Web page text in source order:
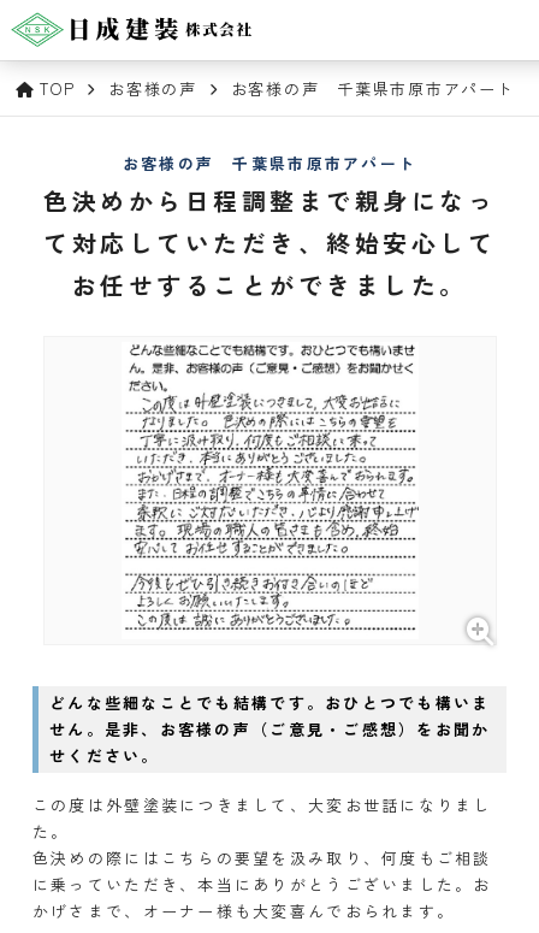
TOP お客様の声 お客様の声 千葉県市原市アパート
お客様の声 千葉県市原市アパート
色決めから日程調整まで親身になっ
て対応していただき、終始安心して
お任せすることができました。
どんな些細なことでも結構です。おひとつでも構いま
せん。是非、お客様の声（ご意見・ご感想）をお聞か
せください。
この度は外壁塗装につきまして、大変お世話になりまし
た。
色決めの際にはこちらの要望を汲み取り、何度もご相談
に乗っていただき、本当にありがとうございました。お
かげさまで、オーナー様も大変喜んでおられます。